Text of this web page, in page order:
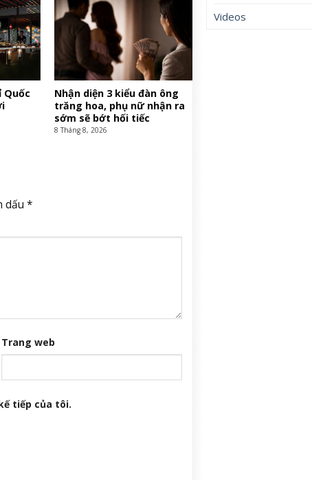
Quốc
Nhận diện 3 kiểu đàn ông
trăng hoa, phụ nữ nhận ra
sớm sẽ bớt hối tiếc
8 Tháng 8, 2026
dấu *
Trang web
tiếp của tôi.
Videos